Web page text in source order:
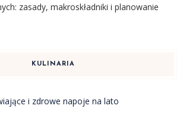
zasady, makroskładniki i planowanie
KULINARIA
i zdrowe napoje na lato